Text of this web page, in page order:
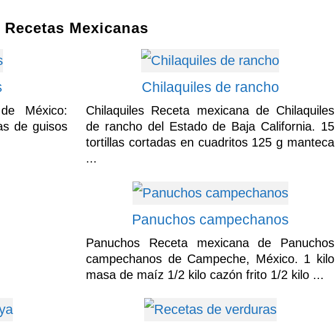
Recetas Mexicanas
México:
de guisos
Chilaquiles de rancho
Chilaquiles Receta mexicana de Chilaquiles
de rancho del Estado de Baja California. 15
tortillas cortadas en cuadritos 125 g manteca
...
Panuchos campechanos
Panuchos Receta mexicana de Panuchos
campechanos de Campeche, México. 1 kilo
masa de maíz 1/2 kilo cazón frito 1/2 kilo ...